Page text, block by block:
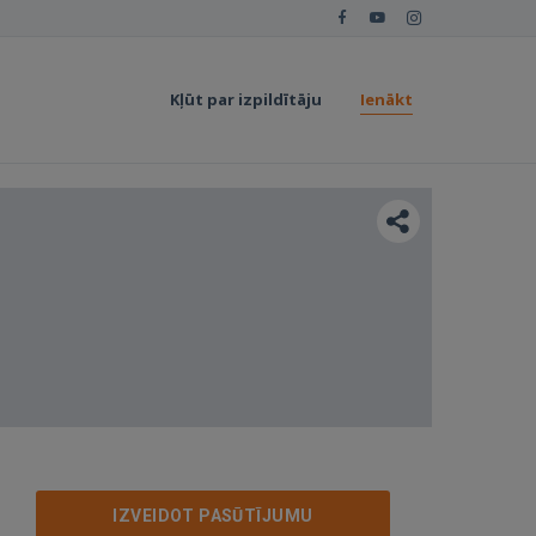
Kļūt par izpildītāju Ienākt
IZVEIDOT PASŪTĪJUMU